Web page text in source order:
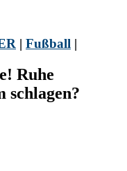
| Fußball |
Ruhe
schlagen?